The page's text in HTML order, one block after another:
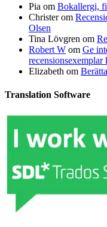
Pia om Bokallergi,
Christerom
Olsen
Tina Lövgren om
Robert W om Ge
recensionsexemplar
Elizabeth om
Translation Software